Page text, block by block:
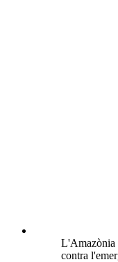
L'Amazònia
contra